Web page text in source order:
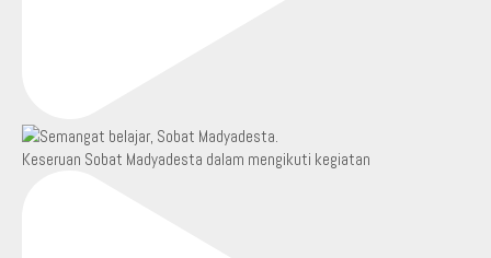
Keseruan Sobat Madyadesta dalam mengikuti kegiatan